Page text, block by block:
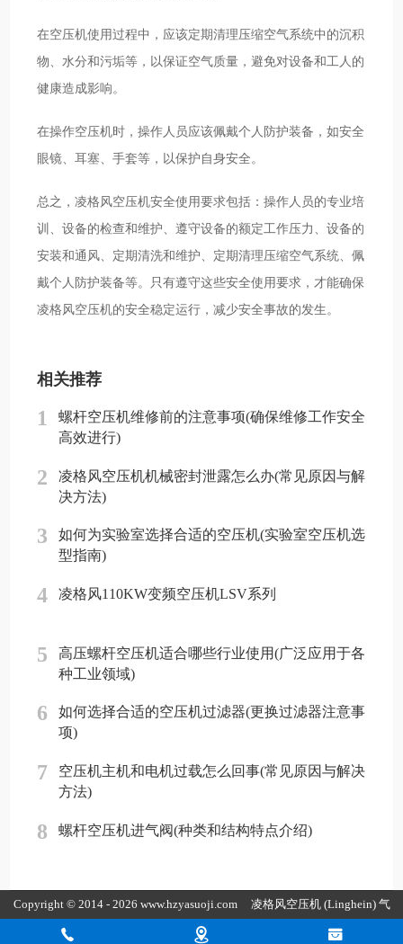
在空压机使用过程中，应该定期清理压缩空气系统中的沉积
物、水分和污垢等，以保证空气质量，避免对设备和工人的
健康造成影响。
在操作空压机时，操作人员应该佩戴个人防护装备，如安全
眼镜、耳塞、手套等，以保护自身安全。
总之，凌格风空压机安全使用要求包括：操作人员的专业培
训、设备的检查和维护、遵守设备的额定工作压力、设备的
安装和通风、定期清洗和维护、定期清理压缩空气系统、佩
戴个人防护装备等。只有遵守这些安全使用要求，才能确保
凌格风空压机的安全稳定运行，减少安全事故的发生。
相关推荐
1
螺杆空压机维修前的注意事项(确保维修工作安全
高效进行)
2
凌格风空压机机械密封泄露怎么办(常见原因与解
决方法)
3
如何为实验室选择合适的空压机(实验室空压机选
型指南)
4 凌格风110KW变频空压机LSV系列
5
高压螺杆空压机适合哪些行业使用(广泛应用于各
种工业领域)
6
如何选择合适的空压机过滤器(更换过滤器注意事
项)
7
空压机主机和电机过载怎么回事(常见原因与解决
方法)
8 螺杆空压机进气阀(种类和结构特点介绍)
Copyright © 2014 - 2026 www.hzyasuoji.com 凌格风空压机 (Linghein) 气
胜智能装备（深圳）有限公司版权所有
粤ICP备2021072975号